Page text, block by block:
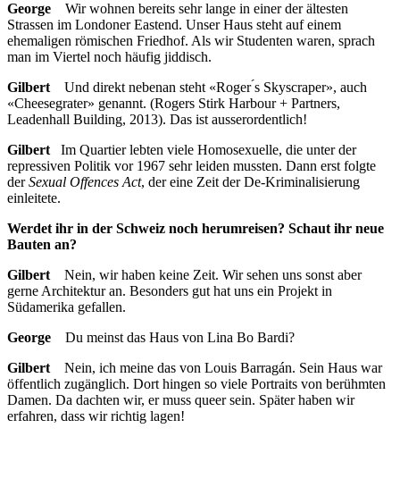
George Wir wohnen bereits sehr lange in einer der ältesten
Strassen im Londoner Eastend. Unser Haus steht auf einem
ehemaligen römischen Friedhof. Als wir Studenten waren, sprach
man im Viertel noch häufig jiddisch.
Gilbert Und direkt nebenan steht «Roger ́s Skyscraper», auch
«Cheesegrater» genannt. (Rogers Stirk Harbour + Partners,
Leadenhall Building, 2013). Das ist ausserordentlich!
Gilbert Im Quartier lebten viele Homosexuelle, die unter der
repressiven Politik vor 1967 sehr leiden mussten. Dann erst folgte
derSexual Offences Act, der eine Zeit der De-Kriminalisierung
einleitete.
Werdet ihr in der Schweiz noch herumreisen? Schaut ihr neue
Bauten an?
Gilbert Nein, wir haben keine Zeit. Wir sehen uns sonst aber
gerne Architektur an. Besonders gut hat uns ein Projekt in
Südamerika gefallen.
George
Du meinst das Haus von Lina Bo Bardi?
Gilbert Nein, ich meine das von Louis Barragán. Sein Haus war
öffentlich zugänglich. Dort hingen so viele Portraits von berühmten
Damen. Da dachten wir, er muss queer sein. Später haben wir
erfahren, dass wir richtig lagen!